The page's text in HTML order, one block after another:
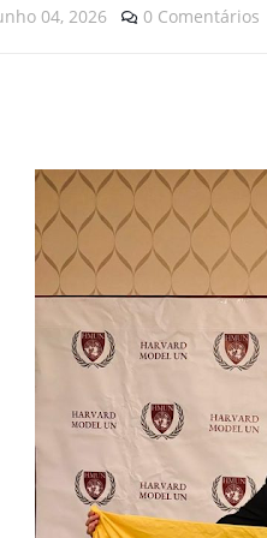
04, 2026 0 Comentários